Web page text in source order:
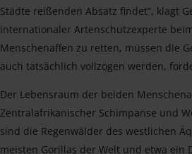
Städte reißenden Absatz findet“, klagt
internationaler Artenschutzexperte
Menschenaffen zu retten, müssen die
auch tatsächlich vollzogen werden,
Der Lebensraum der beiden
Zentralafrikanischer Schimpanse und
sind die Regenwälder des westlichen
meisten Gorillas der Welt und etwa ein